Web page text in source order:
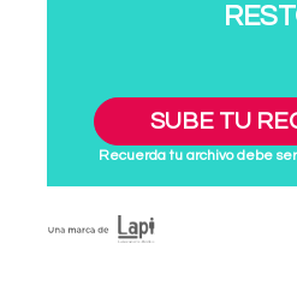
SUBE TU
Recuerda tu archivo debe